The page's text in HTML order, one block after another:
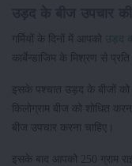
गर्मियों के दिनों में आपको उड़द
कार्बेन्डाजिम के मिश्रण से
इसके पश्चात उड़द के बीजों को
किलोग्राम बीज को शोधित
बीज उपचार करना चाहिए।
इसके बाद आपको 250 ग्राम